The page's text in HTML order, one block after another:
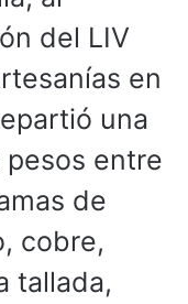
del LIV
en
una
entre
de
cobre,
tallada,